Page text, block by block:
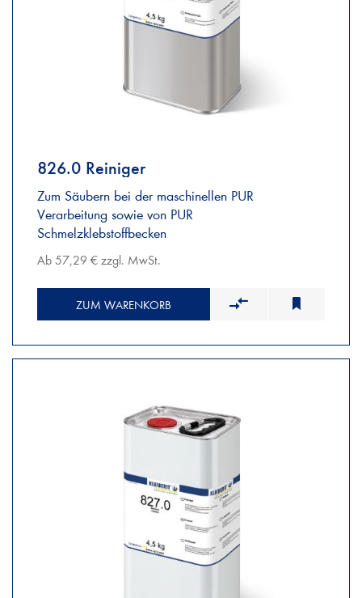
826.0 Reiniger
Zum Säubern bei der maschinellen PUR
Verarbeitung sowie von PUR
Schmelzklebstoffbecken
Ab 57,29 € zzgl. MwSt.
ZUM WARENKORB